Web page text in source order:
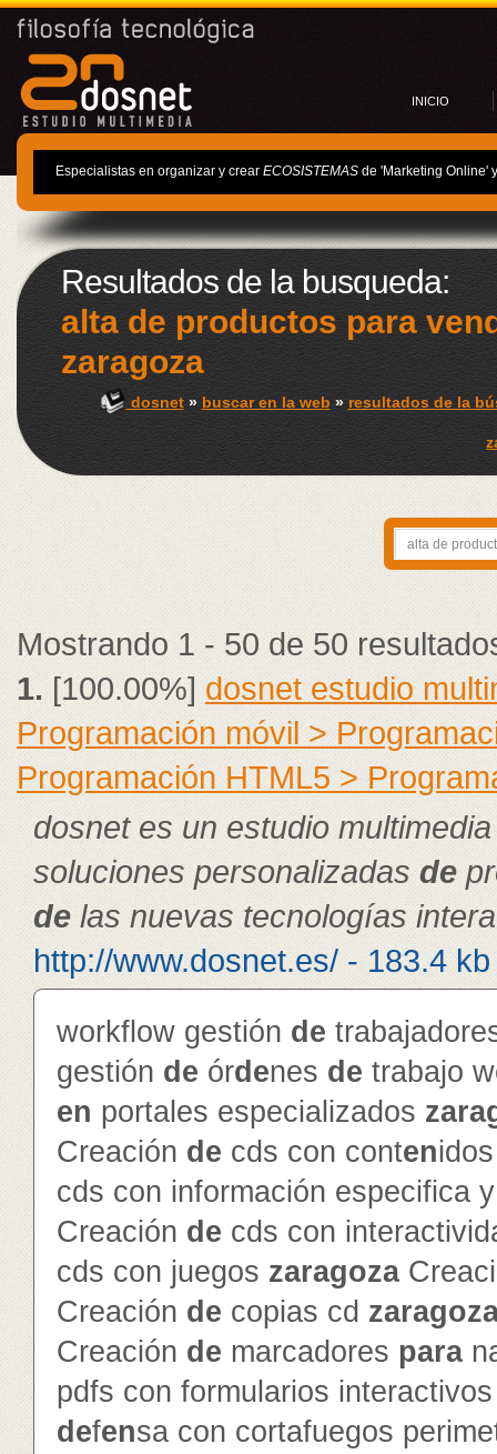
INICIO
Especialistas en organizar y crear ECOSISTEMAS de 'Marketing Online'
Resultados de la busqueda:
alta de productos para
zaragoza
dosnet» buscar en la web» resultados de la
Mostrando 1 - 50 de 50
1.[100.00%]dosnet estudio
Programación móvil >
Programación HTML5 >
dosnet es un estudio
soluciones personalizadasde
delas nuevas tecnologías
http://www.dosnet.es/ - 183.4 kb
workflow gestión de
gestión de órdenes de trabajo
en portales especializados
Creación de cds con conten
cds con información especifica
Creación de cds con
cds con juegos zaragoza
Creación de copias cd
Creación de marcadores para
pdfs con formularios
defensa con cortafuegos